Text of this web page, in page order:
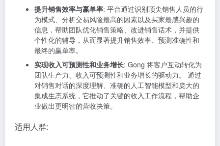
提升销售效率与赢单率: 平台通过识别顶尖销售人员的行
为模式、分析交易风险最高的因素以及买家最感兴趣的
信息，帮助团队优化销售策略、改进销售话术，并提供
个性化的辅导，从而显著提升销售效率、预测准确性和
最终的赢单率。
实现收入可预测性和业务增长: Gong 将客户互动转化为
团队生产力、收入可预测性和业务增长的驱动力。 通过
对销售对话的深度理解、准确的人工智能模型和庞大的
集成生态系统，它推动了关键的收入工作流程，帮助企
业做出更明智的营收决策。
适用人群: